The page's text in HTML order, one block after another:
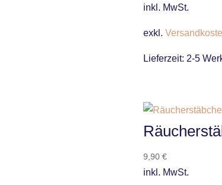
inkl. MwSt.
exkl.
Lieferzeit: 2-5
9,90 €
inkl. MwSt.